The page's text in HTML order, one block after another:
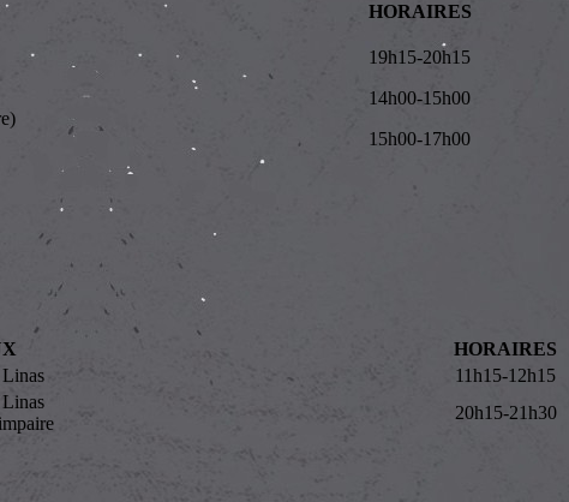
HORAIRES
19h15-20h15
14h00-15h00
15h00-17h00
HORAIRES
11h15-12h15
20h15-21h30